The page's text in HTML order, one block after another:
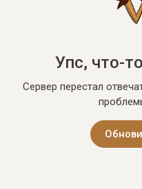
Упс, что-
Сервер перестал